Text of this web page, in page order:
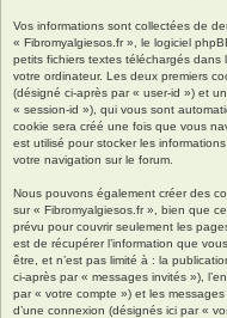
Vos informations sont collectées de
« Fibromyalgiesos.fr », le logiciel
petits fichiers textes téléchargés
votre ordinateur. Les deux premiers
(désigné ci-après par « user-id ») et
« session-id »), qui vous sont
cookie sera créé une fois que vous
est utilisé pour stocker les
votre navigation sur le forum.
Nous pouvons également créer des
sur « Fibromyalgiesos.fr », bien que
prévu pour couvrir seulement les
est de récupérer l’information que
être, et n’est pas limité à : la
ci-après par « messages invités »),
par « votre compte ») et les
d’une connexion (désignés ici par «